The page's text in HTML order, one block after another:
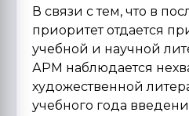
В связи с тем, что в
приоритет отдается
учебной и научной
АРМ наблюдается
художественной
учебного года